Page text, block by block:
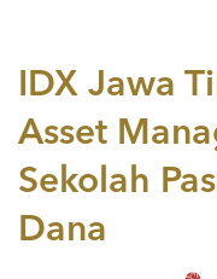
IDX Jawa
Asset
Sekolah
Dana